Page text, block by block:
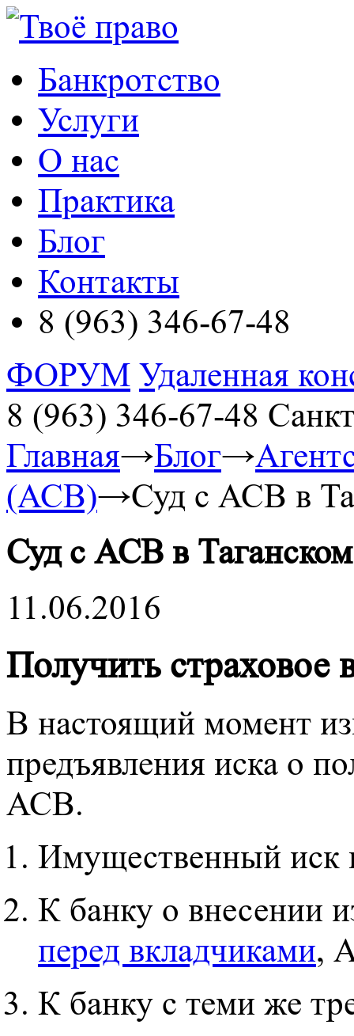
Банкротство
Услуги
О нас
Практика
Блог
Контакты
8 (963) 346-67-48
ФОРУМ Удаленная
8 (963) 346-67-48
Главная→Блог→
(АСВ)→Суд с АСВ в
Суд с АСВ в Таганском
11.06.2016
Получить страховое
В настоящий момент
предъявления иска о
АСВ.
Имущественный иск
К банку о внесении
перед вкладчиками,
К банку с теми же